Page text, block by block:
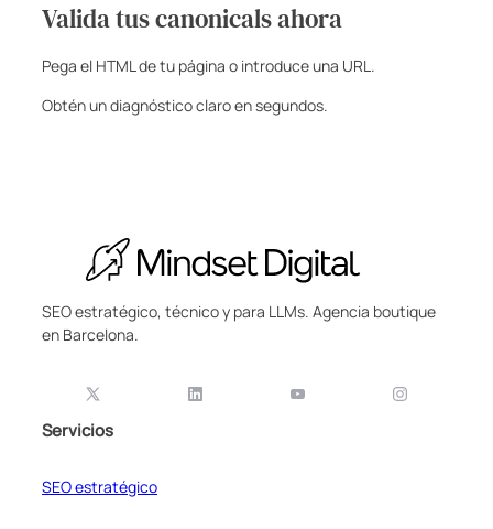
Valida tus canonicals ahora
Pega el HTML de tu página o introduce una URL.
Obtén un diagnóstico claro en segundos.
SEO estratégico, técnico y para LLMs. Agencia boutique
en Barcelona.
Servicios
SEO estratégico